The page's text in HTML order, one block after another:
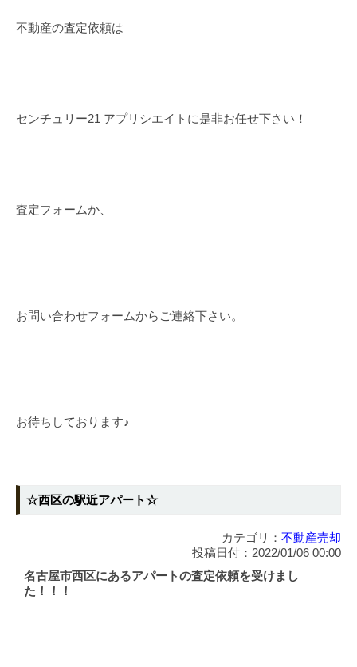
不動産の査定依頼は
センチュリー21 アプリシエイトに是非お任せ下さい！
査定フォームか、
お問い合わせフォームからご連絡下さい。
お待ちしております♪
☆西区の駅近アパート☆
カテゴリ： 不動産売却
投稿日付：2022/01/06 00:00
名古屋市西区にあるアパートの査定依頼を受けまし
た！！！